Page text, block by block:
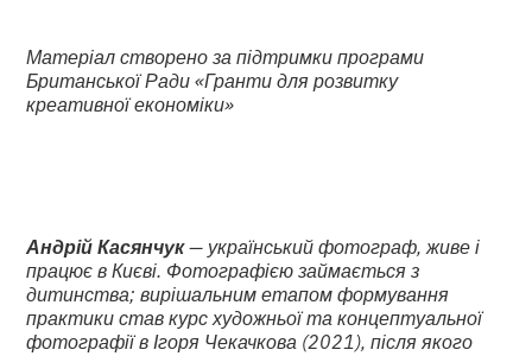
Матеріал створено за підтримки програми
Британської Ради «Гранти для розвитку
креативної економіки»
Андрій Касянчук— український фотограф, живе і
працює в Києві. Фотографією займається з
дитинства; вирішальним етапом формування
практики став курс художньої та концептуальної
фотографії в Ігоря Чекачкова (2021), після якого